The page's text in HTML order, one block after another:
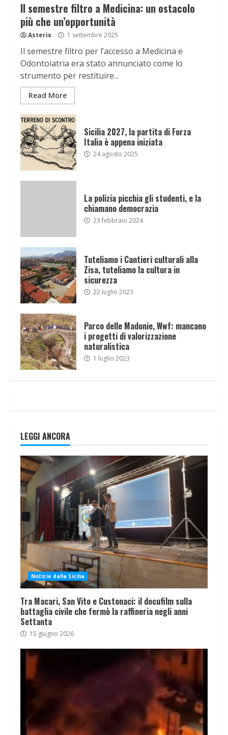
Il semestre filtro a Medicina: un ostacolo
più che un’opportunità
Asterix 1 settembre 2025
Il semestre filtro per l’accesso a Medicina e
Odontoiatria era stato annunciato come lo
strumento per restituire...
Read More
Sicilia 2027, la partita di Forza
Italia è appena iniziata
24 agosto 2025
La polizia picchia gli studenti, e la
chiamano democrazia
23 febbraio 2024
Tuteliamo i Cantieri culturali alla
Zisa, tuteliamo la cultura in
sicurezza
22 luglio 2023
Parco delle Madonie, Wwf: mancano
i progetti di valorizzazione
naturalistica
1 luglio 2023
LEGGI ANCORA
Notizie dalla Sicilia
Tra Macari, San Vito e Custonaci: il docufilm sulla
battaglia civile che fermò la raffineria negli anni
Settanta
15 giugno 2026